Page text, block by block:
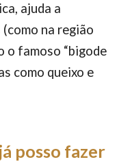
ajuda a
na região
o famoso “bigode
como queixo e
posso fazer